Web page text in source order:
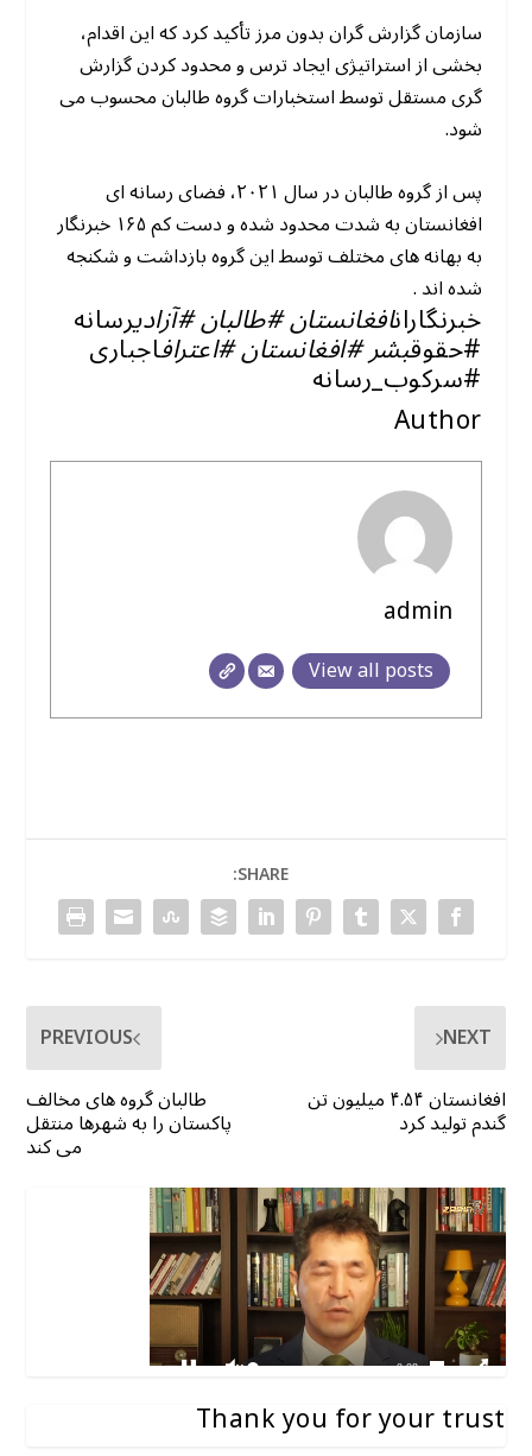
سازمان گزارش گران بدون مرز تأکید کرد که این اقدام،
بخشی از استراتیژی ایجاد ترس و محدود کردن گزارش
گری مستقل توسط استخبارات گروه طالبان محسوب می
شود.
پس از گروه طالبان در سال ۲۰۲۱، فضای رسانه ای
افغانستان به شدت محدود شده و دست کم ۱۶۵ خبرنگار
به بهانه های مختلف توسط این گروه بازداشت و شکنجه
شده اند .
خبرنگارانافغانستان #طالبان #آزادیرسانه
#حقوقبشر #افغانستان #اعترافاجباری
#سرکوب_رسانه
Author
admin
View all posts
SHARE:
PREVIOUS
طالبان گروه های مخالف
پاکستان را به شهرها منتقل
می کند
NEXT
افغانستان ۴.۵۴ میلیون تن
گندم تولید کرد
Thank you for your trust